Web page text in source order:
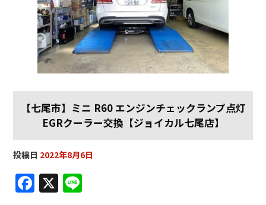
【七尾市】ミニ R60 エンジンチェックランプ点灯
EGRクーラー交換【ジョイカル七尾店】
投稿日 2022年8月6日
F X